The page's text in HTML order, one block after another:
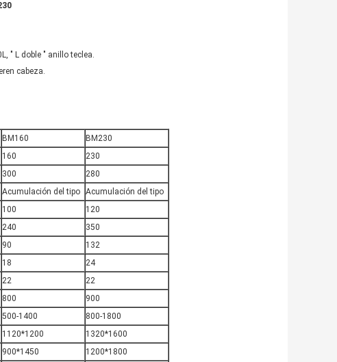
" L doble " anillo teclea.
cabeza.
BM160
BM230
160
230
300
280
Acumulación del tipo Acumulación del tipo
100
120
240
350
90
132
18
24
22
22
800
900
500-1400
800-1800
1120*1200
1320*1600
900*1450
1200*1800